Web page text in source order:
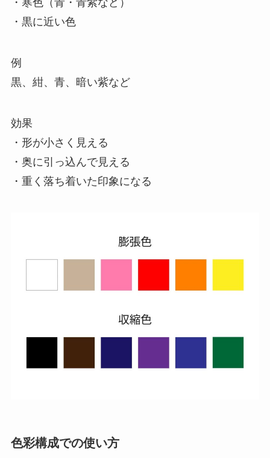
・寒色（青・青紫など）
・黒に近い色
例
黒、紺、青、暗い紫など
効果
・形が小さく見える
・奥に引っ込んで見える
・重く落ち着いた印象になる
色彩構成での使い方